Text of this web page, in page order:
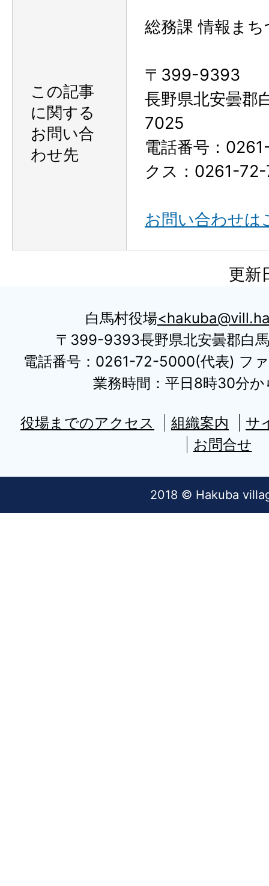
この記事
に関する
お問い合
わせ先
総務課 情報ま
〒399-9393
長野県北安曇郡
7025
電話番号：
クス：0261-
お問い合わせは
更新
白馬村役場
〒399-9393長野県北安曇郡白
電話番号：0261-72-5000(代表) フ
業務時間：平日8時30分か
役場までのアクセス 組織案内
サ
お問合せ
2018 © Hakuba